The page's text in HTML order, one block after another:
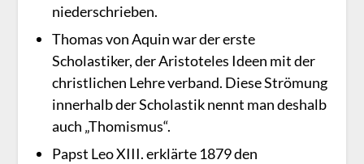
niederschrieben.
Thomas von Aquin war der erste
Scholastiker, der Aristoteles Ideen mit der
christlichen Lehre verband. Diese Strömung
innerhalb der Scholastik nennt man deshalb
auch „Thomismus“.
Papst Leo XIII. erklärte 1879 den